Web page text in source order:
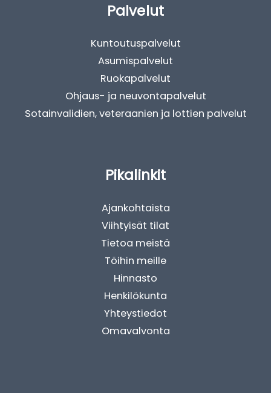
Palvelut
Kuntoutuspalvelut
Asumispalvelut
Ruokapalvelut
Ohjaus- ja neuvontapalvelut
Sotainvalidien, veteraanien ja lottien palvelut
Pikalinkit
Ajankohtaista
Viihtyisät tilat
Tietoa meistä
Töihin meille
Hinnasto
Henkilökunta
Yhteystiedot
Omavalvonta